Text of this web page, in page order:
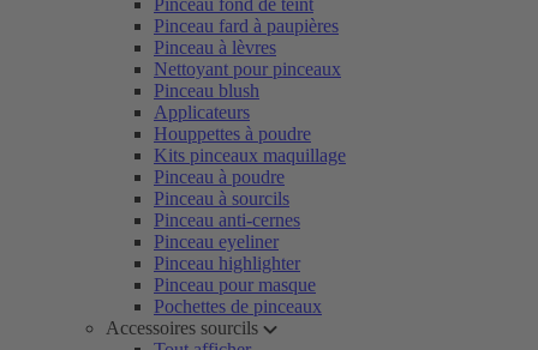
Pinceau fond de teint
Pinceau fard à paupières
Pinceau à lèvres
Nettoyant pour pinceaux
Pinceau blush
Applicateurs
Houppettes à poudre
Kits pinceaux maquillage
Pinceau à poudre
Pinceau à sourcils
Pinceau anti-cernes
Pinceau eyeliner
Pinceau highlighter
Pinceau pour masque
Pochettes de pinceaux
Accessoires sourcils